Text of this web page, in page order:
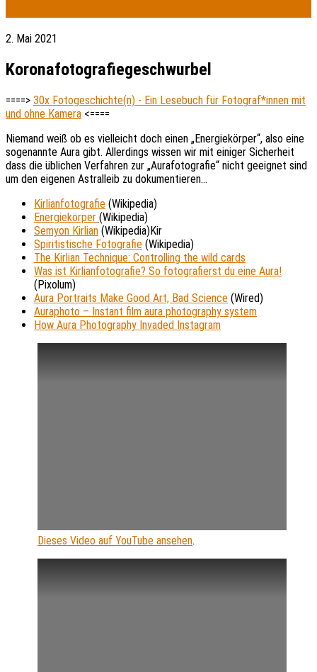
2. Mai 2021
Koronafotografiegeschwurbel
====> 30x Fotogeschichte(n) - Ein Lesebuch für Fotograf*innen mit
und ohne Kamera <====
Niemand weiß ob es vielleicht doch einen „Energiekörper“, also eine
sogenannte Aura gibt. Allerdings wissen wir mit einiger Sicherheit
dass die üblichen Verfahren zur „Aurafotografie“ nicht geeignet sind
um den eigenen Astralleib zu dokumentieren…
Kirlianfotografie (Wikipedia)
Energiekörper (Wikipedia)
Semyon Kirlian (Wikipedia)Kir
Spiritistische Fotografie (Wikipedia)
The Kirlian Technique: Controlling the wild cards
Was ist Kirlianfotografie? So fotografierst du eine Aura!
(Pixolum)
Aura Portraits Make Good Art, Bad Science (Wired)
Auraphoto – Instant film aura photography system
How Aura Photography Invaded Instagram
Dieses Video auf YouTube ansehen.